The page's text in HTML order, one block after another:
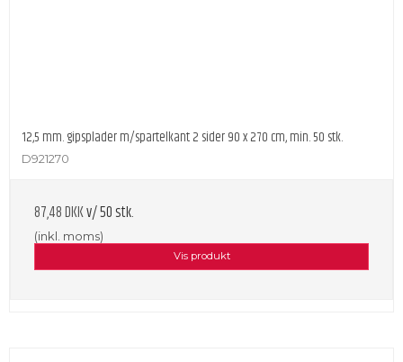
12,5 mm. gipsplader m/spartelkant 2 sider 90 x 270 cm, min. 50 stk.
D921270
87,48 DKKv/ 50 stk.
(inkl. moms)
Vis produkt